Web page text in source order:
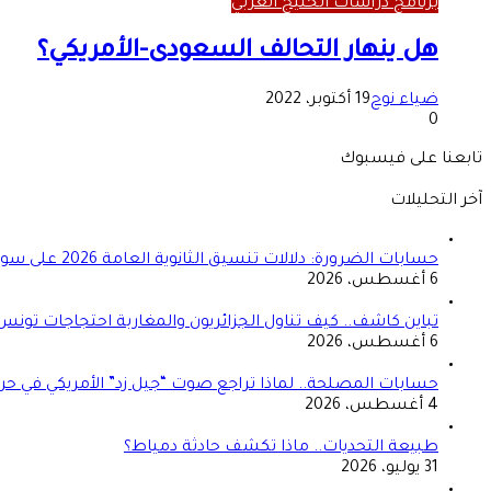
برنامج دراسات الخليج العربي
هل ينهار التحالف السعودى-الأمريكي؟
ضياء نوح19 أكتوبر، 2022
0
تابعنا على فيسبوك
آخر التحليلات
حسابات الضرورة: دلالات تنسيق الثانوية العامة 2026 على سوق العمل المصري
6 أغسطس، 2026
تباين كاشف.. كيف تناول الجزائريون والمغاربة احتجاجات
6 أغسطس، 2026
حسابات المصلحة.. لماذا تراجع صوت “جيل زد” الأمريكي في
4 أغسطس، 2026
طبيعة التحديات.. ماذا تكشف حادثة دمياط؟
31 يوليو، 2026